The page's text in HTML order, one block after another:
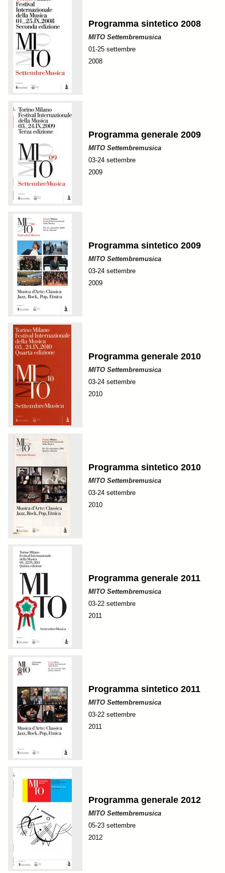
Programma sintetico 2008
MITO Settembremusica
01-25 settembre
2008
Programma generale 2009
MITO Settembremusica
03-24 settembre
2009
Programma sintetico 2009
MITO Settembremusica
03-24 settembre
2009
Programma generale 2010
MITO Settembremusica
03-24 settembre
2010
Programma sintetico 2010
MITO Settembremusica
03-24 settembre
2010
Programma generale 2011
MITO Settembremusica
03-22 settembre
2011
Programma sintetico 2011
MITO Settembremusica
03-22 settembre
2011
Programma generale 2012
MITO Settembremusica
05-23 settembre
2012